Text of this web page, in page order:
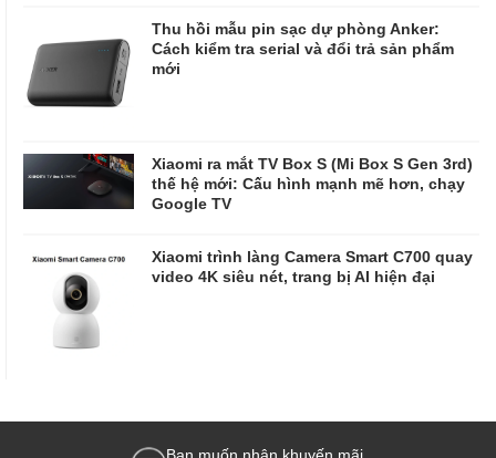
Thu hồi mẫu pin sạc dự phòng Anker:
Cách kiểm tra serial và đổi trả sản phẩm
mới
Xiaomi ra mắt TV Box S (Mi Box S Gen 3rd)
thế hệ mới: Cấu hình mạnh mẽ hơn, chạy
Google TV
Xiaomi trình làng Camera Smart C700 quay
video 4K siêu nét, trang bị AI hiện đại